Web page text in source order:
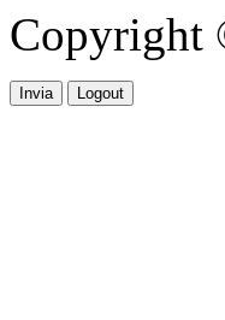
Copyright
Invia Logout